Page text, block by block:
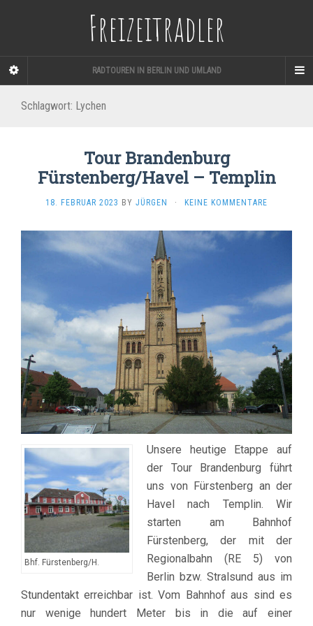
Freizeitradler
RADTOUREN IN BERLIN UND UMLAND
Schlagwort: Lychen
Tour Brandenburg
Fürstenberg/Havel – Templin
18. FEBRUAR 2023 BY JÜRGEN · KEINE KOMMENTARE
Bhf. Fürstenberg/H.
Unsere heutige Etappe auf
der Tour Brandenburg führt
uns von Fürstenberg an der
Havel nach Templin. Wir
starten am Bahnhof
Fürstenberg, der mit der
Regionalbahn (RE 5) von
Berlin bzw. Stralsund aus im
Stundentakt erreichbar ist. Vom Bahnhof aus sind es
nur wenige hundert Meter bis in die auf einer